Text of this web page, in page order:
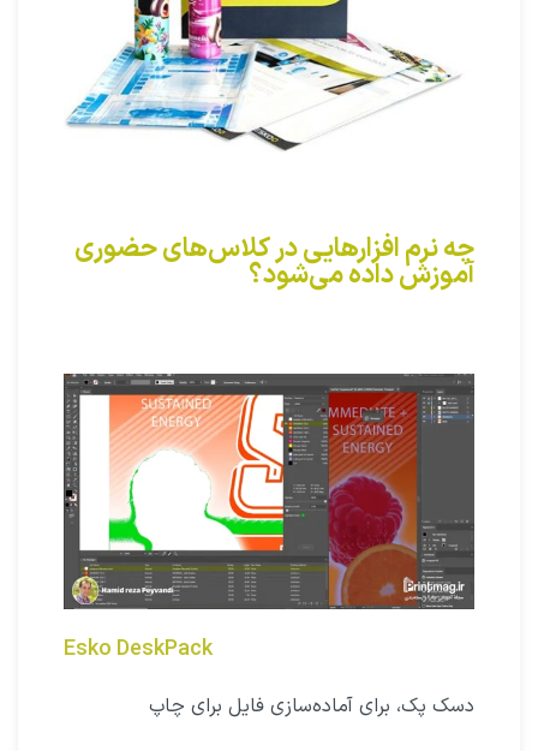
چه نرم افزارهایی در کلاس‌های حضوری
آموزش داده می‌شود؟
Esko DeskPack
دسک ‌پک، برای آماده‌سازی فایل برای چاپ